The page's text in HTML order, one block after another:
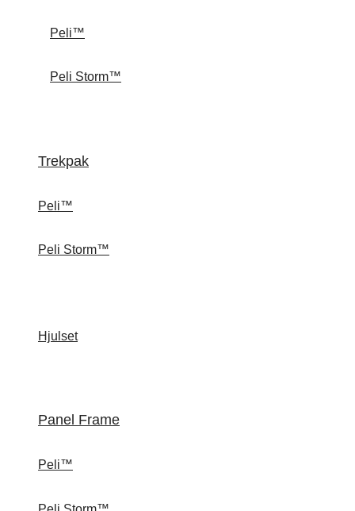
Peli™
Peli Storm™
Trekpak
Peli™
Peli Storm™
Hjulset
Panel Frame
Peli™